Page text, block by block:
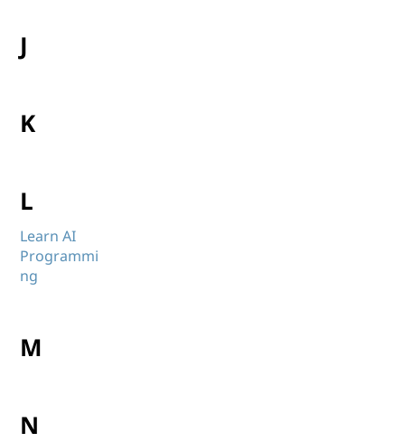
J
K
L
Learn AI
Programmi
ng
M
N